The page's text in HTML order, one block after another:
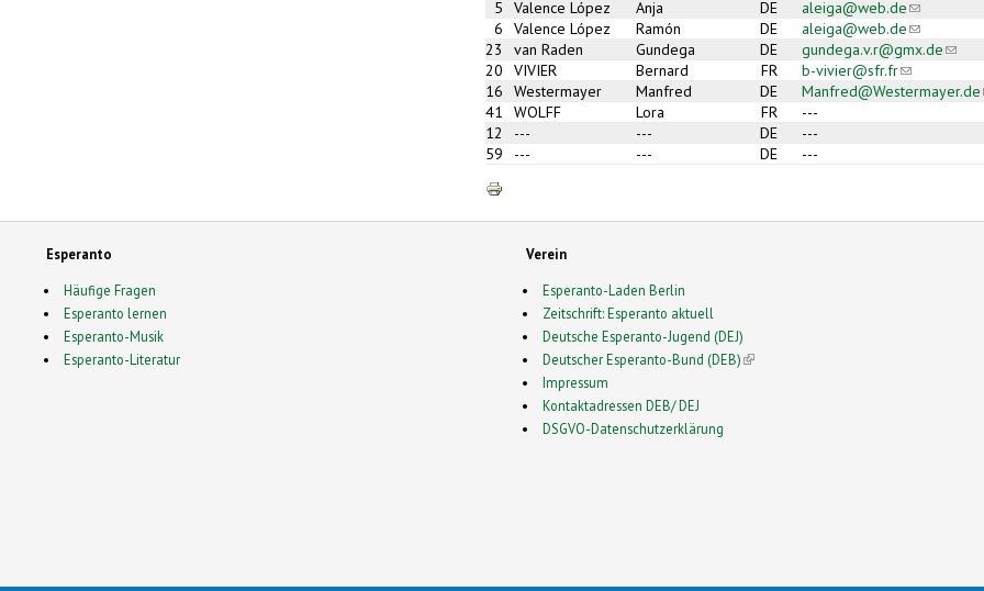
5
Valence López Anja DE aleiga@web.de(link sends
6
Valence López Ramón DE aleiga@web.de(link sends
23
van Raden Gundega DE gundega.v.r@gmx.de(link
20
VIVIER Bernard FR b-vivier@sfr.fr(link sends e-
16
Westermayer Manfred DE Manfred@Westermayer.de
41
WOLFF Lora FR
---
12
--- --- DE
---
59
--- --- DE ---
Esperanto
Häufige Fragen
Esperanto lernen
Esperanto-Musik
Esperanto-Literatur
Verein
Esperanto-Laden Berlin
Zeitschrift: Esperanto aktuell
Deutsche Esperanto-Jugend (DEJ)
Deutscher Esperanto-Bund (DEB)(link is external)
Impressum
Kontaktadressen DEB/ DEJ
DSGVO-Datenschutzerklärung